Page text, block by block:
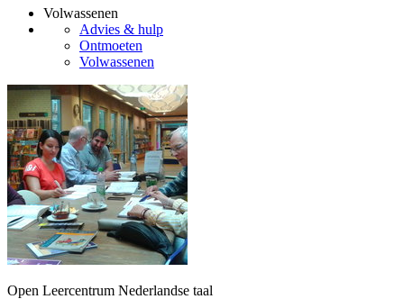
Volwassenen
Advies & hulp
Ontmoeten
Volwassenen
Open Leercentrum Nederlandse taal